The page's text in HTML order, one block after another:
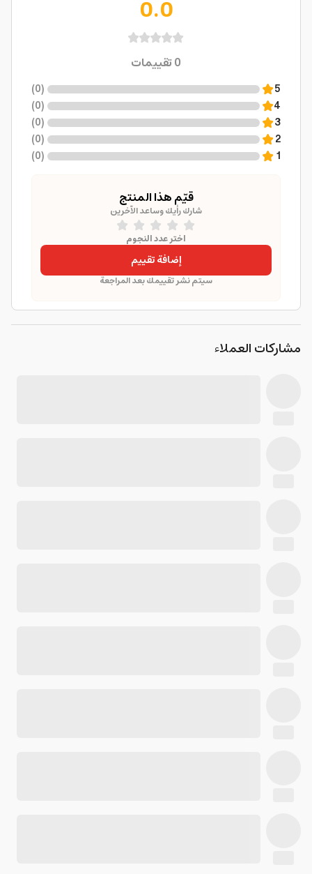
0.0
0تقييمات
5
(
0
)
4
(
0
)
3
(
0
)
2
(
0
)
1
(
0
)
قيّم هذا المنتج
شارك رأيك وساعد الآخرين
اختر عدد النجوم
إضافة تقييم
سيتم نشر تقييمك بعد المراجعة
مشاركات العملاء